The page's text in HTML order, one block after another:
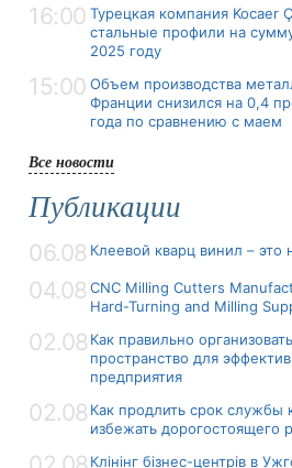
16:00 Турецкая компания Kocaer
стальные профили на
2025 году
15:00 Объем производства
Франции снизился на 0,4
года по сравнению с маем
Все новости
Публикации
06.08 Клеевой кварц винил – это
04.08 CNC Milling Cutters
Hard-Turning and Milling
02.08 Как правильно
пространство для
предприятия
02.08 Как продлить срок службы
избежать дорогостоящего
Клінінг бізнес-центрів в